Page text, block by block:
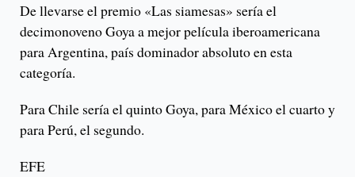
De llevarse el premio «Las siamesas» sería el
decimonoveno Goya a mejor película iberoamericana
para Argentina, país dominador absoluto en esta
categoría.
Para Chile sería el quinto Goya, para México el cuarto y
para Perú, el segundo.
EFE